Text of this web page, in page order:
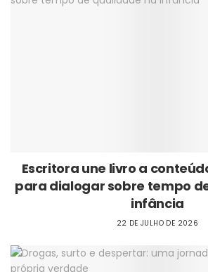
Escritora une livro a
para dialogar sobre tempo
infância
22 DE JULHO DE 2026